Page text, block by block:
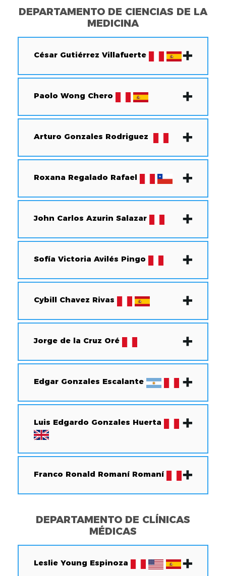
DEPARTAMENTO DE CIENCIAS DE LA
MEDICINA
César Gutiérrez Villafuerte
Paolo Wong Chero
Arturo Gonzales Rodriguez
Roxana Regalado Rafael
John Carlos Azurin Salazar
Sofía Victoria Avilés Pingo
Cybill Chavez Rivas
Jorge de la Cruz Oré
Edgar Gonzales Escalante
Luis Edgardo Gonzales Huerta
Franco Ronald Romaní Romaní
DEPARTAMENTO DE CLÍNICAS
MÉDICAS
Leslie Young Espinoza